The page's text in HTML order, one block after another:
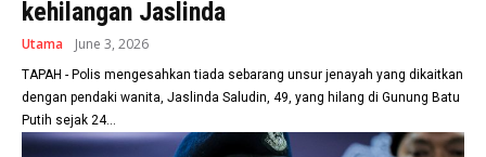
kehilangan Jaslinda
Utama June 3, 2026
TAPAH - Polis mengesahkan tiada sebarang unsur jenayah yang dikaitkan
dengan pendaki wanita, Jaslinda Saludin, 49, yang hilang di Gunung Batu
Putih sejak 24...